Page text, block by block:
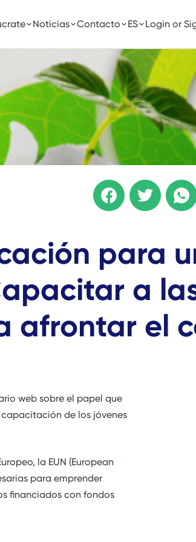
Noticias Contacto ES Login or
para
a
afrontar el
web sobre el papel que
de los jóvenes
la EUN (European
para emprender
financiados con fondos